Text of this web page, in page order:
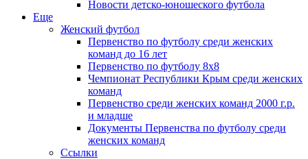
Новости детско-юношеского футбола
Еще
Женский футбол
Первенство по футболу среди женских
команд до 16 лет
Первенство по футболу 8х8
Чемпионат Республики Крым среди женских
команд
Первенство среди женских команд 2000 г.р.
и младше
Документы Первенства по футболу среди
женских команд
Ссылки